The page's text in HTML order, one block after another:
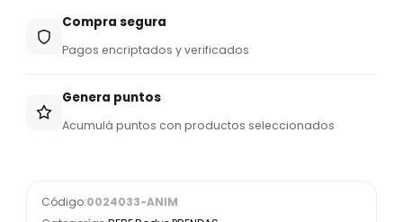
Compra segura
Pagos encriptados y verificados
Genera puntos
Acumulá puntos con productos seleccionados
Código:0024033-ANIM